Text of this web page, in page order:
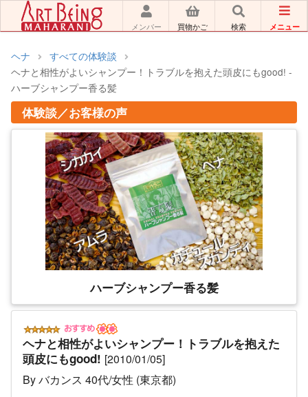
メンバー 買物かご 検索 メニュー
ヘナ
すべての体験談
ヘナと相性がよいシャンプー！トラブルを抱えた頭皮にもgood! -
ハーブシャンプー香る髪
体験談／お客様の声
ハーブシャンプー香る髪
ヘナと相性がよいシャンプー！トラブルを抱えた
頭皮にもgood! [2010/01/05]
By バカンス 40代/女性 (東京都)